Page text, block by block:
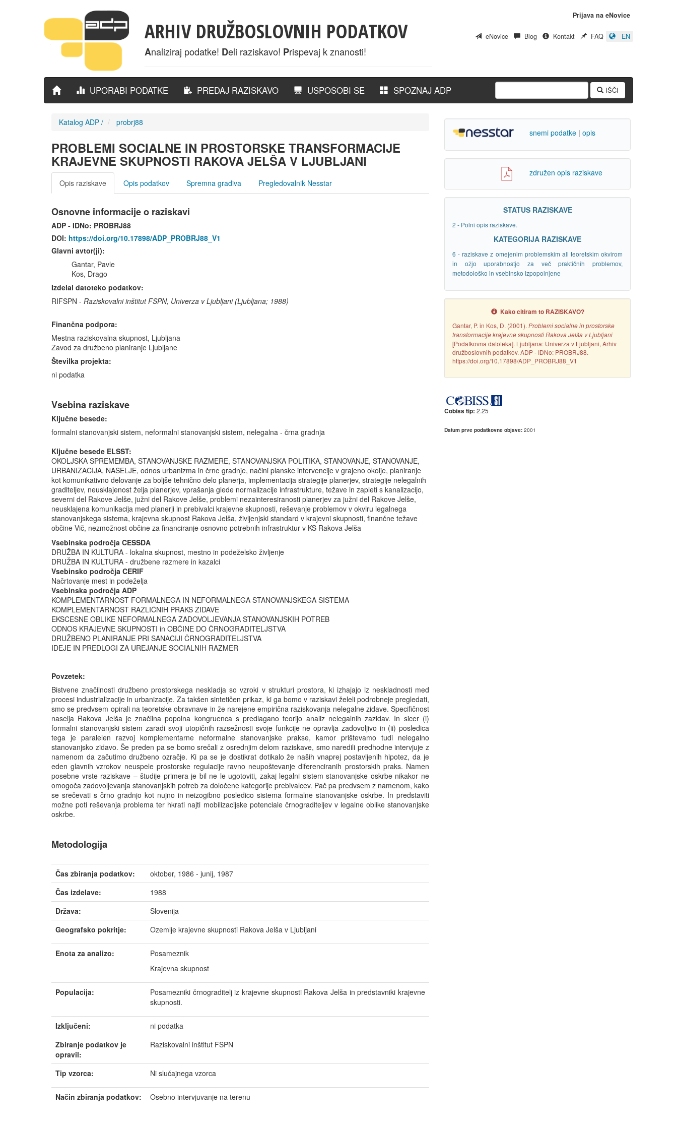
ARHIV DRUŽBOSLOVNIH PODATKOV
Analiziraj podatke! Deli raziskavo! Prispevaj k znanosti!
Prijava na eNovice
eNovice Blog Kontakt FAQ EN
UPORABI PODATKE PREDAJ RAZISKAVO USPOSOBI SE SPOZNAJ ADP IŠČI
Katalog ADP / probrj88
PROBLEMI SOCIALNE IN PROSTORSKE TRANSFORMACIJE
KRAJEVNE SKUPNOSTI RAKOVA JELŠA V LJUBLJANI
Opis raziskave Opis podatkov Spremna gradiva Pregledovalnik Nesstar
Osnovne informacije o raziskavi
ADP - IDNo: PROBRJ88
DOI: https://doi.org/10.17898/ADP_PROBRJ88_V1
Glavni avtor(ji):
Gantar, Pavle
Kos, Drago
Izdelal datoteko podatkov:
RIFSPN - Raziskovalni inštitut FSPN, Univerza v Ljubljani (Ljubljana; 1988)
Finančna podpora:
Mestna raziskovalna skupnost, Ljubljana
Zavod za družbeno planiranje Ljubljane
Številka projekta:
ni podatka
Vsebina raziskave
Ključne besede:
formalni stanovanjski sistem, neformalni stanovanjski sistem, nelegalna - črna gradnja
Ključne besede ELSST:
OKOLJSKA SPREMEMBA, STANOVANJSKE RAZMERE, STANOVANJSKA POLITIKA, STANOVANJE, STANOVANJE,
URBANIZACIJA, NASELJE, odnos urbanizma in črne gradnje, načini planske intervencije v grajeno okolje, planiranje
kot komunikativno delovanje za boljše tehnično delo planerja, implementacija strategije planerjev, strategije nelegalnih
graditeljev, neusklajenost želja planerjev, vprašanja glede normalizacije infrastrukture, težave in zapleti s kanalizacijo,
severni del Rakove Jelše, južni del Rakove Jelše, problemi nezainteresiranosti planerjev za južni del Rakove Jelše,
neusklajena komunikacija med planerji in prebivalci krajevne skupnosti, reševanje problemov v okviru legalnega
stanovanjskega sistema, krajevna skupnost Rakova Jelša, življenjski standard v krajevni skupnosti, finančne težave
občine Vič, nezmožnost občine za financiranje osnovno potrebnih infrastruktur v KS Rakova Jelša
Vsebinska področja CESSDA
DRUŽBA IN KULTURA - lokalna skupnost, mestno in podeželsko življenje
DRUŽBA IN KULTURA - družbene razmere in kazalci
Vsebinsko področja CERIF
Načrtovanje mest in podeželja
Vsebinska področja ADP
KOMPLEMENTARNOST FORMALNEGA IN NEFORMALNEGA STANOVANJSKEGA SISTEMA
KOMPLEMENTARNOST RAZLIČNIH PRAKS ZIDAVE
EKSCESNE OBLIKE NEFORMALNEGA ZADOVOLJEVANJA STANOVANJSKIH POTREB
ODNOS KRAJEVNE SKUPNOSTI in OBČINE DO ČRNOGRADITELJSTVA
DRUŽBENO PLANIRANJE PRI SANACIJI ČRNOGRADITELJSTVA
IDEJE IN PREDLOGI ZA UREJANJE SOCIALNIH RAZMER
Povzetek:
Bistvene značilnosti družbeno prostorskega neskladja so vzroki v strukturi prostora, ki izhajajo iz neskladnosti med
procesi industrializacije in urbanizacije. Za takšen sintetičen prikaz, ki ga bomo v raziskavi želeli podrobneje pregledati,
smo se predvsem opirali na teoretske obravnave in že narejene empirična raziskovanja nelegalne zidave. Specifičnost
naselja Rakova Jelša je značilna popolna kongruenca s predlagano teorijo analiz nelegalnih zazidav. In sicer (i)
formalni stanovanjski sistem zaradi svoji utopičnih razsežnosti svoje funkcije ne opravlja zadovoljivo in (ii) posledica
tega je paralelen razvoj komplementarne neformalne stanovanjske prakse, kamor prištevamo tudi nelegalno
stanovanjsko zidavo. Še preden pa se bomo srečali z osrednjim delom raziskave, smo naredili predhodne intervjuje z
namenom da začutimo družbeno ozračje. Ki pa se je dostikrat dotikalo že naših vnaprej postavljenih hipotez, da je
eden glavnih vzrokov neuspele prostorske regulacije ravno neupoštevanje diferenciranih prostorskih praks. Namen
posebne vrste raziskave – študije primera je bil ne le ugotoviti, zakaj legalni sistem stanovanjske oskrbe nikakor ne
omogoča zadovoljevanja stanovanjskih potreb za določene kategorije prebivalcev. Pač pa predvsem z namenom, kako
se srečevati s črno gradnjo kot nujno in neizogibno posledico sistema formalne stanovanjske oskrbe. In predstaviti
možne poti reševanja problema ter hkrati najti mobilizacijske potenciale črnograditeljev v legalne oblike stanovanjske
oskrbe.
Metodologija
Čas zbiranja podatkov:
oktober, 1986 - junij, 1987
Čas izdelave:
1988
Država:
Slovenija
Geografsko pokritje:
Ozemlje krajevne skupnosti Rakova Jelša v Ljubljani
Enota za analizo:
Posameznik
Krajevna skupnost
Populacija:
Posamezniki črnograditelj iz krajevne skupnosti Rakova Jelša in predstavniki krajevne
skupnosti.
Izključeni:
ni podatka
Zbiranje podatkov je
opravil:
Raziskovalni inštitut FSPN
Tip vzorca: Ni slučajnega vzorca
Način zbiranja podatkov: Osebno intervjuvanje na terenu
snemi podatke |opis
združen opis raziskave
STATUS RAZISKAVE
2 - Polni opis raziskave.
KATEGORIJA RAZISKAVE
6 - raziskave z omejenim problemskim ali teoretskim okvirom
in ožjo uporabnostjo za več praktičnih problemov,
metodološko in vsebinsko izpopolnjene
Kako citiram to RAZISKAVO?
Gantar, P. in Kos, D. (2001). Problemi socialne in prostorske
transformacije krajevne skupnosti Rakova Jelša v Ljubljani
[Podatkovna datoteka]. Ljubljana: Univerza v Ljubljani, Arhiv
družboslovnih podatkov. ADP - IDNo: PROBRJ88.
https://doi.org/10.17898/ADP_PROBRJ88_V1
Cobiss tip: 2.25
Datum prve podatkovne objave: 2001